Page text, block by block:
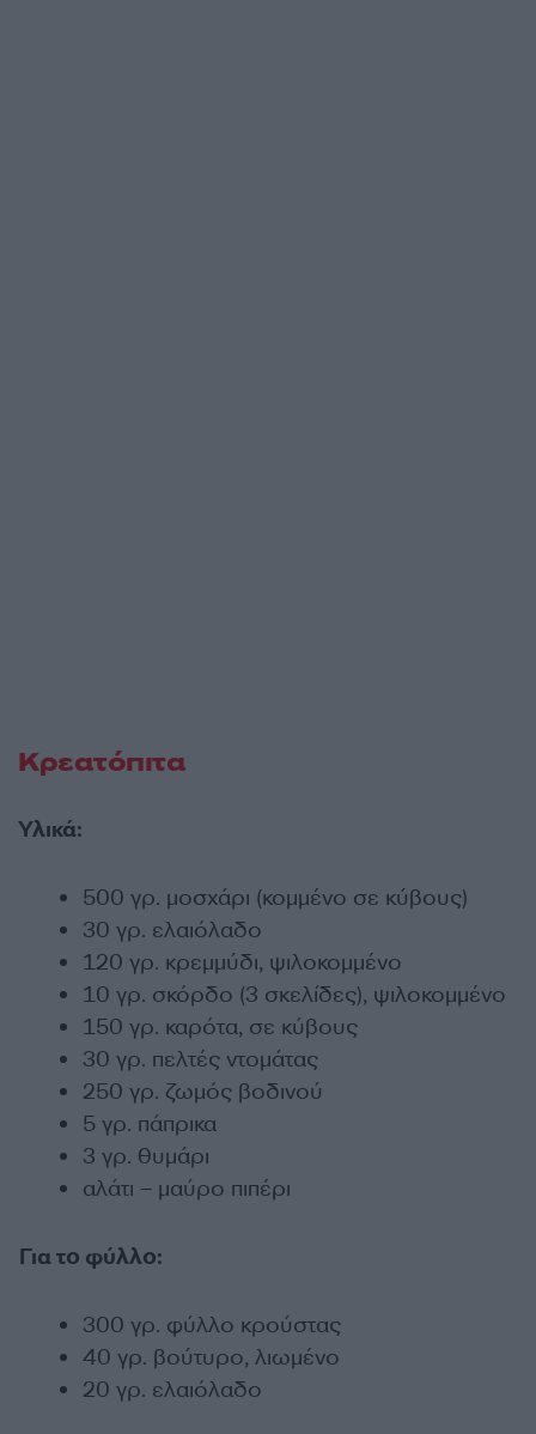
Κρεατόπιτα
Υλικά:
500 γρ. μοσχάρι (κομμένο σε κύβους)
30 γρ. ελαιόλαδο
120 γρ. κρεμμύδι, ψιλοκομμένο
10 γρ. σκόρδο (3 σκελίδες), ψιλοκομμένο
150 γρ. καρότα, σε κύβους
30 γρ. πελτές ντομάτας
250 γρ. ζωμός βοδινού
5 γρ. πάπρικα
3 γρ. θυμάρι
αλάτι – μαύρο πιπέρι
Για το φύλλο:
300 γρ. φύλλο κρούστας
40 γρ. βούτυρο, λιωμένο
20 γρ. ελαιόλαδο